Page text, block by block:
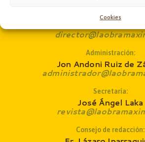
Cookies
Dirección:
Administración:
Jon Andoni Ruiz de
Secretaría:
José Ángel Laka
Consejo de redacción: